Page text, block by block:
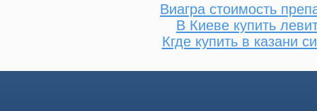
Виагра стоимость
В Киеве купить
Кгде купить в казани